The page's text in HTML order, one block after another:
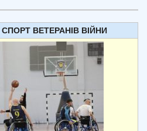
ВЕТЕРАНІВ ВІЙНИ